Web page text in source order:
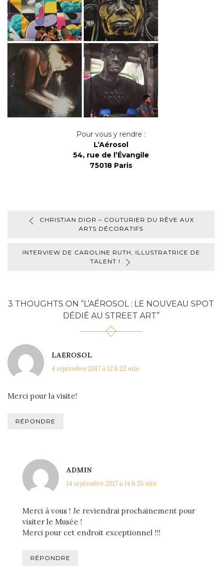
Pour vous y rendre :
L’Aérosol
54, rue de l’Évangile
75018 Paris
CHRISTIAN DIOR – COUTURIER DU RÊVE AUX
ARTS DÉCORATIFS
INTERVIEW DE CAROLINE RUTH, ILLUSTRATRICE DE
TALENT !
3 THOUGHTS ON “L’AÉROSOL : LE NOUVEAU SPOT
DÉDIÉ AU STREET ART”
LAEROSOL
4 septembre 2017 à 12 h 22 min
Merci pour la visite!
RÉPONDRE
ADMIN
14 septembre 2017 à 14 h 35 min
Merci à vous ! Je reviendrai prochainement pour
visiter le Musée !
Merci pour cet endroit exceptionnel !!!
RÉPONDRE